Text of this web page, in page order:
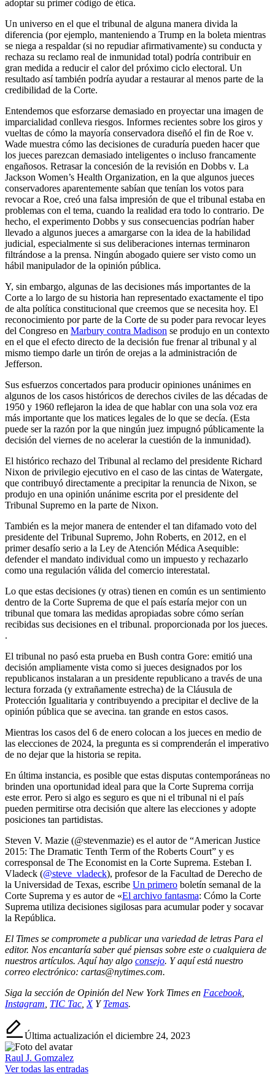
adoptar su primer código de ética.
Un universo en el que el tribunal de alguna manera divida la
diferencia (por ejemplo, manteniendo a Trump en la boleta mientras
se niega a respaldar (si no repudiar afirmativamente) su conducta y
rechaza su reclamo real de inmunidad total) podría contribuir en
gran medida a reducir el calor del próximo ciclo electoral. Un
resultado así también podría ayudar a restaurar al menos parte de la
credibilidad de la Corte.
Entendemos que esforzarse demasiado en proyectar una imagen de
imparcialidad conlleva riesgos. Informes recientes sobre los giros y
vueltas de cómo la mayoría conservadora diseñó el fin de Roe v.
Wade muestra cómo las decisiones de curaduría pueden hacer que
los jueces parezcan demasiado inteligentes o incluso francamente
engañosos. Retrasar la concesión de la revisión en Dobbs v. La
Jackson Women’s Health Organization, en la que algunos jueces
conservadores aparentemente sabían que tenían los votos para
revocar a Roe, creó una falsa impresión de que el tribunal estaba en
problemas con el tema, cuando la realidad era todo lo contrario. De
hecho, el experimento Dobbs y sus consecuencias podrían haber
llevado a algunos jueces a amargarse con la idea de la habilidad
judicial, especialmente si sus deliberaciones internas terminaron
filtrándose a la prensa. Ningún abogado quiere ser visto como un
hábil manipulador de la opinión pública.
Y, sin embargo, algunas de las decisiones más importantes de la
Corte a lo largo de su historia han representado exactamente el tipo
de alta política constitucional que creemos que se necesita hoy. El
reconocimiento por parte de la Corte de su poder para revocar leyes
del Congreso en Marbury contra Madison se produjo en un contexto
en el que el efecto directo de la decisión fue frenar al tribunal y al
mismo tiempo darle un tirón de orejas a la administración de
Jefferson.
Sus esfuerzos concertados para producir opiniones unánimes en
algunos de los casos históricos de derechos civiles de las décadas de
1950 y 1960 reflejaron la idea de que hablar con una sola voz era
más importante que los matices legales de lo que se decía. (Esta
puede ser la razón por la que ningún juez impugnó públicamente la
decisión del viernes de no acelerar la cuestión de la inmunidad).
El histórico rechazo del Tribunal al reclamo del presidente Richard
Nixon de privilegio ejecutivo en el caso de las cintas de Watergate,
que contribuyó directamente a precipitar la renuncia de Nixon, se
produjo en una opinión unánime escrita por el presidente del
Tribunal Supremo en la parte de Nixon.
También es la mejor manera de entender el tan difamado voto del
presidente del Tribunal Supremo, John Roberts, en 2012, en el
primer desafío serio a la Ley de Atención Médica Asequible:
defender el mandato individual como un impuesto y rechazarlo
como una regulación válida del comercio interestatal.
Lo que estas decisiones (y otras) tienen en común es un sentimiento
dentro de la Corte Suprema de que el país estaría mejor con un
tribunal que tomara las medidas apropiadas sobre cómo serían
recibidas sus decisiones en el tribunal. proporcionada por los jueces.
.
El tribunal no pasó esta prueba en Bush contra Gore: emitió una
decisión ampliamente vista como si jueces designados por los
republicanos instalaran a un presidente republicano a través de una
lectura forzada (y extrañamente estrecha) de la Cláusula de
Protección Igualitaria y contribuyendo a precipitar el declive de la
opinión pública que se avecina. tan grande en estos casos.
Mientras los casos del 6 de enero colocan a los jueces en medio de
las elecciones de 2024, la pregunta es si comprenderán el imperativo
de no dejar que la historia se repita.
En última instancia, es posible que estas disputas contemporáneas no
brinden una oportunidad ideal para que la Corte Suprema corrija
este error. Pero si algo es seguro es que ni el tribunal ni el país
pueden permitirse otra decisión que altere las elecciones y adopte
posiciones tan partidistas.
Steven V. Mazie (@stevenmazie) es el autor de “American Justice
2015: The Dramatic Tenth Term of the Roberts Court” y es
corresponsal de The Economist en la Corte Suprema. Esteban I.
Vladeck (@steve_vladeck), profesor de la Facultad de Derecho de
la Universidad de Texas, escribe Un primero boletín semanal de la
Corte Suprema y es autor de «El archivo fantasma: Cómo la Corte
Suprema utiliza decisiones sigilosas para acumular poder y socavar
la República.
El Times se compromete a publicaruna variedad de letras Para el
editor. Nos encantaría saber qué piensas sobre este o cualquiera de
nuestros artículos. Aquí hay algo consejo. Y aquí está nuestro
correo electrónico: cartas@nytimes.com.
Siga la sección de Opinión del New York Times en Facebook,
Instagram TIC Tac XYTemas.
Última actualización el diciembre 24, 2023
Raul J. Gomzalez
Ver todas las entradas